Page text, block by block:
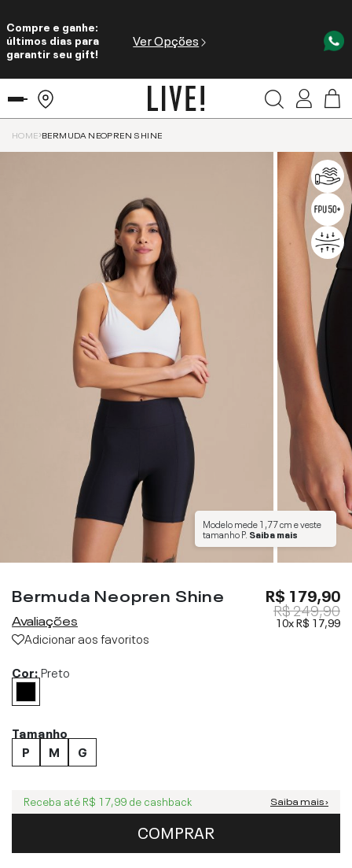
Compre e ganhe:
últimos dias para
garantir seu gift!
Ver Opções
HOME BERMUDA NEOPREN SHINE
Modelo mede1,77 cme veste
tamanhoP. Saiba mais
Bermuda Neopren Shine
Avaliações
Adicionar aos favoritos
R$ 179,90
R$ 249,90
10xR$ 17,99
Cor:Preto
Tamanho
P
M G
Receba até R$ 17,99 de cashback Saiba mais ›
COMPRAR